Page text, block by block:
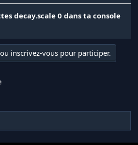
decay.scale 0 dans ta console
inscrivez-vous pour participer.